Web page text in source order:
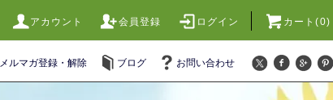
アカウント 会員登録 ログイン カート(0)
メルマガ登録・解除 ブログ お問い合わせ